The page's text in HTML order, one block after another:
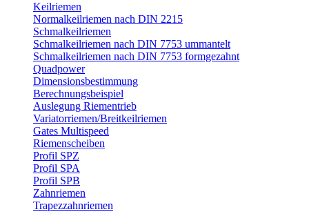
Keilriemen
Normalkeilriemen nach DIN 2215
Schmalkeilriemen
Schmalkeilriemen nach DIN 7753 ummantelt
Schmalkeilriemen nach DIN 7753 formgezahnt
Quadpower
Dimensionsbestimmung
Berechnungsbeispiel
Auslegung Riementrieb
Variatorriemen/Breitkeilriemen
Gates Multispeed
Riemenscheiben
Profil SPZ
Profil SPA
Profil SPB
Zahnriemen
Trapezzahnriemen